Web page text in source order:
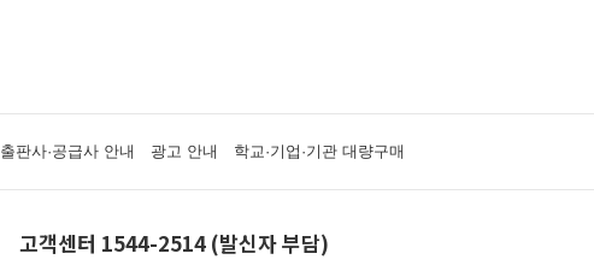
출판사·공급사 안내 광고 안내 학교·기업·기관 대량구매
고객센터 1544-2514 (발신자 부담)